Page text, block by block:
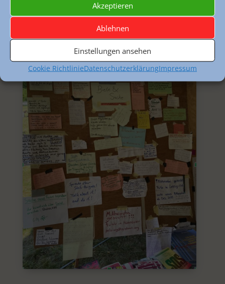
Akzeptieren
Ablehnen
Einstellungen ansehen
Cookie RichtlinieDatenschutzerklärungImpressum